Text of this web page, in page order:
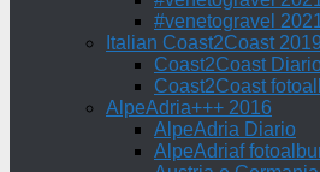
#venetogravel
Italian Coast2Coast 2019
Coast2Coast
Coast2Coast
AlpeAdria+++ 2016
AlpeAdria Diario
AlpeAdriaf